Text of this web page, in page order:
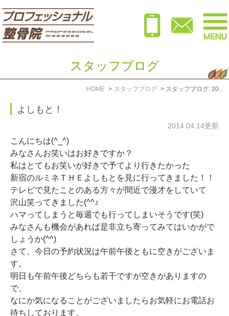
スタッフブログ
HOME スタッフブログ
よしもと！
2014.04.14更新
こんにちは(^_^)
みなさんお笑いはお好きですか？
私はとてもお笑いが好きで予てより行きたかった
新宿のルミネＴＨＥよしもとを見に行ってきました！！
テレビで見たことのある方々が間近で漫才をしていて
沢山笑ってきました(^^♪
ハマってしまうと毎週でも行ってしまいそうです(笑)
みなさんも機会があれば是非立ち寄ってみてはいかがで
しょうか(^^)
さて、今日の予約状況は午前午後ともに空きがございま
す。
明日も午前午後どちらも若干ですが空きがありますの
で、
なにか気になることがございましたらお気軽にお電話お
待ちしております。